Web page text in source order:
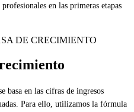
en las primeras etapas
DE CRECIMIENTO
basa en las cifras de ingresos
Para ello, utilizamos la fórmula